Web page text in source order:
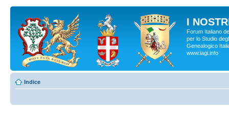
I
Forum Italiano
per lo Studio
Genealogico
www.iagi.info
Indice